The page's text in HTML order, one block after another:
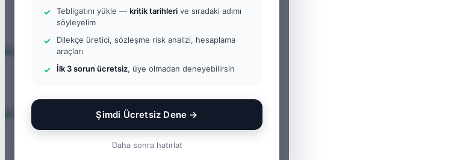
Tebligatını yükle — kritik tarihleri ve sıradaki adımı
söyleyelim
Dilekçe üretici, sözleşme risk analizi, hesaplama
araçları
İlk 3 sorun ücretsiz, üye olmadan deneyebilirsin
Şimdi Ücretsiz Dene →
Daha sonra hatırlat
Rastgele
Makale
Kenar
Bölmesi
Arama
yap
Menü
...
Ol
ANASAYFA